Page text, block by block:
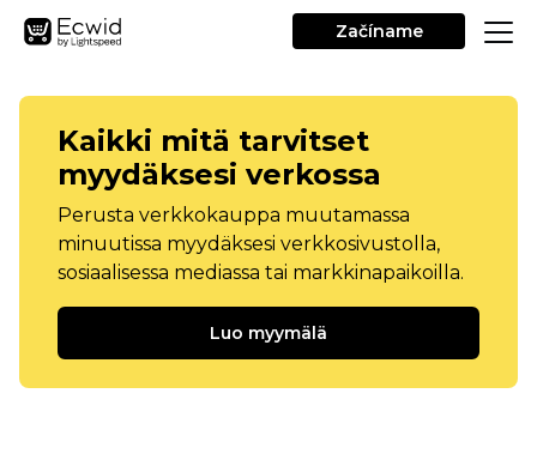
Začíname
Kaikki mitä tarvitset
myydäksesi verkossa
Perusta verkkokauppa muutamassa
minuutissa myydäksesi verkkosivustolla,
sosiaalisessa mediassa tai markkinapaikoilla.
Luo myymälä